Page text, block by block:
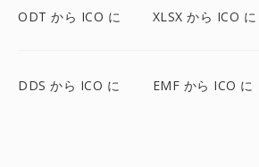
ODT から ICO に XLSX から ICO に
DDS から ICO に EMF から ICO に